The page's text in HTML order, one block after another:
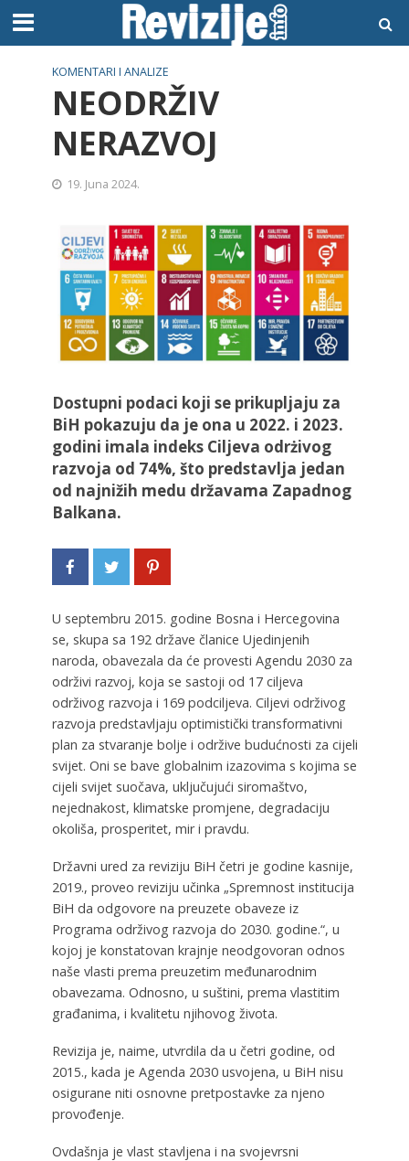
KOMENTARI I ANALIZE
NEODRŽIV
NERAZVOJ
19. Juna 2024.
Dostupni podaci koji se prikupljaju za
BiH pokazuju da je ona u 2022. i 2023.
godini imala indeks Ciljeva odrżivog
razvoja od 74%, što predstavlja jedan
od najnižih medu državama Zapadnog
Balkana.
U septembru 2015. godine Bosna i Hercegovina
se, skupa sa 192 države članice Ujedinjenih
naroda, obavezala da će provesti Agendu 2030 za
održivi razvoj, koja se sastoji od 17 ciljeva
održivog razvoja i 169 podciljeva. Ciljevi održivog
razvoja predstavljaju optimistički transformativni
plan za stvaranje bolje i održive budućnosti za cijeli
svijet. Oni se bave globalnim izazovima s kojima se
cijeli svijet suočava, uključujući siromaštvo,
nejednakost, klimatske promjene, degradaciju
okoliša, prosperitet, mir i pravdu.
Državni ured za reviziju BiH četri je godine kasnije,
2019., proveo reviziju učinka „Spremnost institucija
BiH da odgovore na preuzete obaveze iz
Programa održivog razvoja do 2030. godine.“, u
kojoj je konstatovan krajnje neodgovoran odnos
naše vlasti prema preuzetim međunarodnim
obavezama. Odnosno, u suštini, prema vlastitim
građanima, i kvalitetu njihovog života.
Revizija je, naime, utvrdila da u četri godine, od
2015., kada je Agenda 2030 usvojena, u BiH nisu
osigurane niti osnovne pretpostavke za njeno
provođenje.
Ovdašnja je vlast stavljena i na svojevrsni